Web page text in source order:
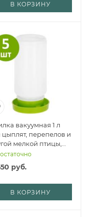
В КОРЗИНУ
вакуумная 1 л
цыплят, перепелов и
мелкой птицы,
5 шт.
руб.
В КОРЗИНУ